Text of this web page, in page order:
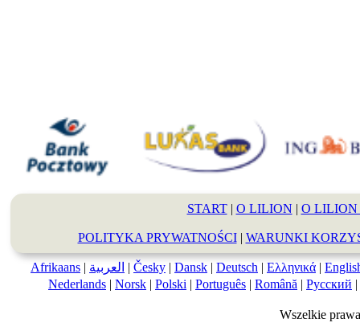
START| O LILION | O
POLITYKA PRYWATNOŚCI| WARUNKI
Afrikaans | العربية | Česky | Dansk | Deutsch | Ελληνικά |
Nederlands | Norsk | Polski | Português | Română | Русский |
Wszelkie